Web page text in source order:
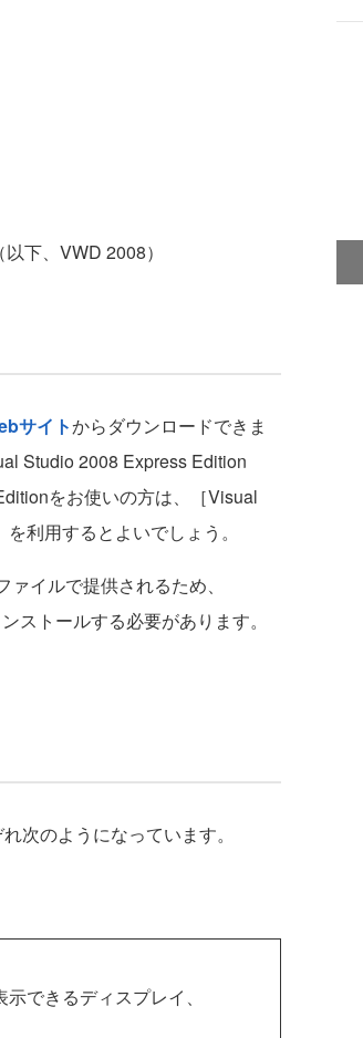
下、VWD 2008）
サイトからダウンロードできま
Studio 2008 Express Edition
をお使いの方は、［Visual
利用するとよいでしょう。
イルで提供されるため、
ストールする必要があります。
次のようになっています。
できるディスプレイ、